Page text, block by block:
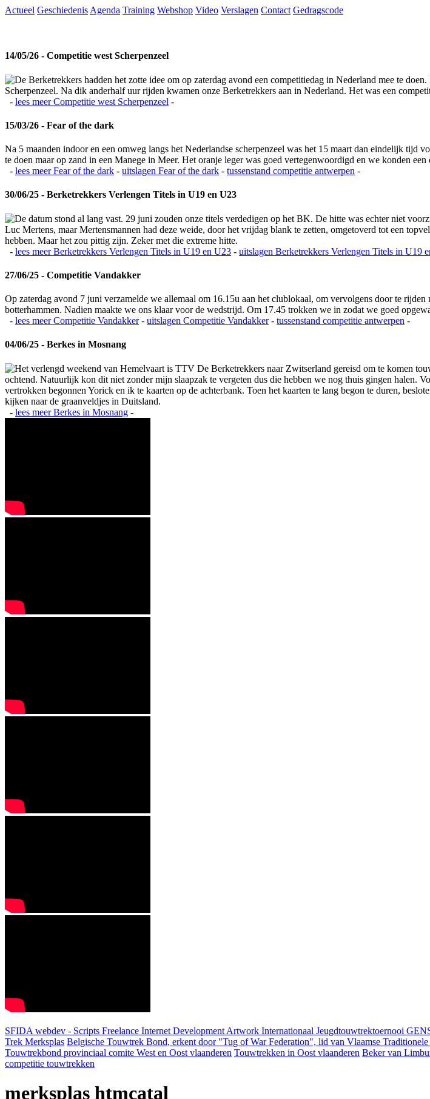
Actueel Geschiedenis Agenda Training Webshop Video Verslagen Contact Gedragscode
14/05/26 - Competitie west Scherpenzeel
De Berketrekkers hadden het zotte idee om op zaterdag avond een competitiedag in Nederland mee te
Scherpenzeel. Na dik anderhalf uur rijden kwamen onze Berketrekkers aan in Nederland. Het was een
- lees meerCompetitie west Scherpenzeel -
15/03/26 - Fear of the dark
Na 5 maanden indoor en een omweg langs het Nederlandse scherpenzeel was het 15 maart dan eindelijk tijd
te doen maar op zand in een Manege in Meer. Het oranje leger was goed vertegenwoordigd en we konden
- lees meerFear of the dark - uitslagen Fear of the dark - tussenstand competitie antwerpen -
30/06/25 - Berketrekkers Verlengen Titels in U19 en U23
De datum stond al lang vast. 29 juni zouden onze titels verdedigen op het BK. De hitte was echter niet
Luc Mertens, maar Mertensmannen had deze weide, door het vrijdag blank te zetten, omgetoverd tot een
hebben. Maar het zou pittig zijn. Zeker met die extreme hitte.
- lees meerBerketrekkers Verlengen Titels in U19 en U23 - uitslagen Berketrekkers Verlengen Titels in U19
27/06/25 - Competitie Vandakker
Op zaterdag avond 7 juni verzamelde we allemaal om 16.15u aan het clublokaal, om vervolgens door te
botterhammen. Nadien maakte we ons klaar voor de wedstrijd. Om 17.45 trokken we in zodat we goed
- lees meerCompetitie Vandakker- uitslagen Competitie Vandakker- tussenstand competitie antwerpen -
04/06/25 - Berkes in Mosnang
Het verlengd weekend van Hemelvaart is TTV De Berketrekkers naar Zwitserland gereisd om te komen
ochtend. Natuurlijk kon dit niet zonder mijn slaapzak te vergeten dus die hebben we nog thuis gingen halen.
vertrokken begonnen Yorick en ik te kaarten op de achterbank. Toen het kaarten te lang begon te duren,
kijken naar de graanveldjes in Duitsland.
- lees meerBerkes in Mosnang -
SFIDA webdev - Scripts Freelance Internet Development Artwork Internationaal Jeugdtouwtrektoernooi
Trek Merksplas Belgische Touwtrek Bond, erkent door "Tug of War Federation", lid van Vlaamse
Touwtrekbond provinciaal comite West en Oost vlaanderen Touwtrekken in Oost vlaanderen Beker van
competitie touwtrekken
merksplas htmcatal